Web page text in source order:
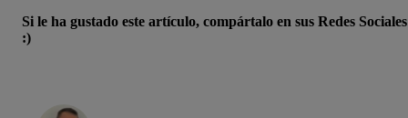
Si le ha gustado este artículo, compártalo en sus Redes Sociales
:)